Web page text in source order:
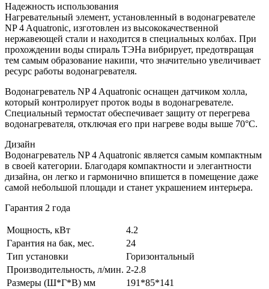
Надежность использования
Нагревательный элемент, установленный в водонагревателе
NP 4 Aquatronic, изготовлен из высококачественной
нержавеющей стали и находится в специальных колбах. При
прохождении воды спираль ТЭНа вибрирует, предотвращая
тем самым образование накипи, что значительно увеличивает
ресурс работы водонагревателя.
Водонагреватель NP 4 Aquatronic оснащен датчиком холла,
который контролирует проток воды в водонагревателе.
Специальный термостат обеспечивает защиту от перегрева
водонагревателя, отключая его при нагреве воды выше 70°C.
Дизайн
Водонагреватель NP 4 Aquatronic является самым компактным
в своей категории. Благодаря компактности и элегантности
дизайна, он легко и гармонично впишется в помещение даже
самой небольшой площади и станет украшением интерьера.
Гарантия 2 года
Мощность, кВт
4.2
Гарантия на бак, мес.
24
Тип установки
Горизонтальный
Производительность, л/мин. 2-2.8
Размеры (Ш*Г*В) мм
191*85*141